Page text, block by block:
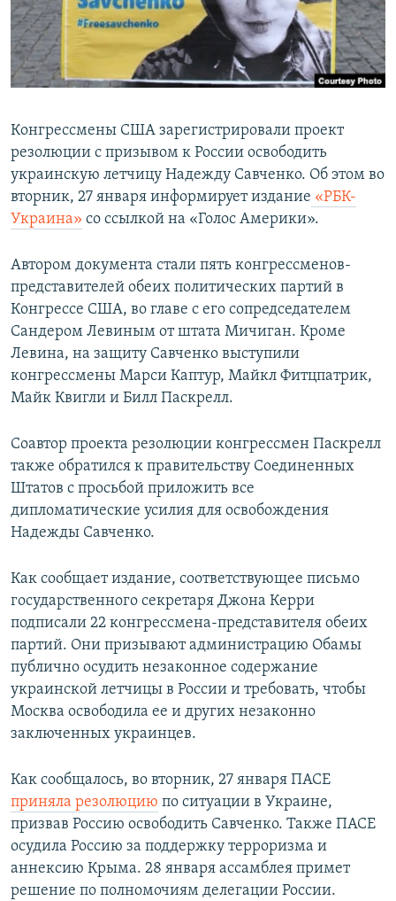
ПОБЕДИТЕЛЕЙ НЕ СУДЯТ?
КРЫМ.НЕПОКОРЕННЫЙ
ELIFBE
ПРИСОЕДИНЯЙТЕСЬ!
Все сайты RFE/RL
Конгрессмены США зарегистрировали проект
резолюции с призывом к России освободить
украинскую летчицу Надежду Савченко. Об этом во
вторник, 27 января информирует издание «РБК-
Украина» со ссылкой на «Голос Америки».
Автором документа стали пять конгрессменов-
представителей обеих политических партий в
Конгрессе США, во главе с его сопредседателем
Сандером Левиным от штата Мичиган. Кроме
Левина, на защиту Савченко выступили
конгрессмены Марси Каптур, Майкл Фитцпатрик,
Майк Квигли и Билл Паскрелл.
Соавтор проекта резолюции конгрессмен Паскрелл
также обратился к правительству Соединенных
Штатов с просьбой приложить все
дипломатические усилия для освобождения
Надежды Савченко.
Как сообщает издание, соответствующее письмо
государственного секретаря Джона Керри
подписали 22 конгрессмена-представителя обеих
партий. Они призывают администрацию Обамы
публично осудить незаконное содержание
украинской летчицы в России и требовать, чтобы
Москва освободила ее и других незаконно
заключенных украинцев.
Как сообщалось, во вторник, 27 января ПАСЕ
приняла резолюцию по ситуации в Украине,
призвав Россию освободить Савченко. Также ПАСЕ
осудила Россию за поддержку терроризма и
аннексию Крыма. 28 января ассамблея примет
решение по полномочиям делегации России.